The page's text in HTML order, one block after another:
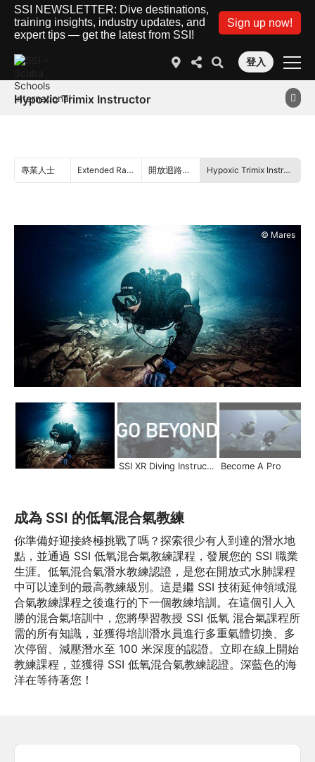
SSI NEWSLETTER: Dive destinations,
training insights, industry updates, and
expert tips — get the latest from SSI!
Sign up now!
登入
Hypoxic Trimix Instructor
專業人士 Extended Range 開放迴路潛水 Hypoxic Trimix Instructor
© Mares
SSI XR Diving Instructor | Become a Pro Become A Pro
成為 SSI 的低氧混合氣教練
你準備好迎接終極挑戰了嗎？探索很少有人到達的潛水地
點，並通過 SSI 低氧混合氣教練課程，發展您的 SSI 職業
生涯。低氧混合氣潛水教練認證，是您在開放式水肺課程
中可以達到的最高教練級別。這是繼 SSI 技術延伸領域混
合氣教練課程之後進行的下一個教練培訓。在這個引人入
勝的混合氣培訓中，您將學習教授 SSI 低氧 混合氣課程所
需的所有知識，並獲得培訓潛水員進行多重氣體切換、多
次停留、減壓潛水至 100 米深度的認證。立即在線上開始
教練課程，並獲得 SSI 低氧混合氣教練認證。深藍色的海
洋在等待著您！